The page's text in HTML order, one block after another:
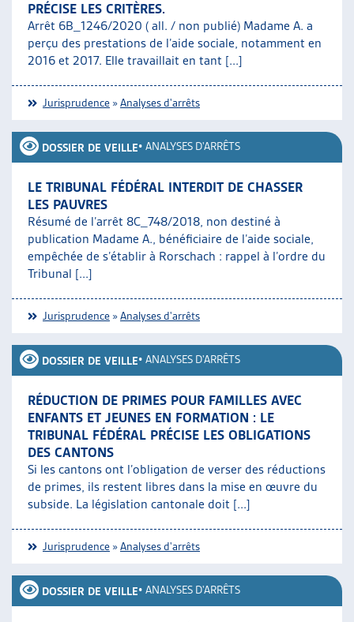
PRÉCISE LES CRITÈRES.
Arrêt 6B_1246/2020 ( all. / non publié) Madame A. a
perçu des prestations de l’aide sociale, notamment en
2016 et 2017. Elle travaillait en tant [...]
Jurisprudence »Analyses d'arrêts
DOSSIER DE VEILLE• ANALYSES D'ARRÊTS
LE TRIBUNAL FÉDÉRAL INTERDIT DE CHASSER
LES PAUVRES
Résumé de l’arrêt 8C_748/2018, non destiné à
publication Madame A., bénéficiaire de l’aide sociale,
empêchée de s’établir à Rorschach : rappel à l’ordre du
Tribunal [...]
Jurisprudence »Analyses d'arrêts
DOSSIER DE VEILLE• ANALYSES D'ARRÊTS
RÉDUCTION DE PRIMES POUR FAMILLES AVEC
ENFANTS ET JEUNES EN FORMATION : LE
TRIBUNAL FÉDÉRAL PRÉCISE LES OBLIGATIONS
DES CANTONS
Si les cantons ont l’obligation de verser des réductions
de primes, ils restent libres dans la mise en œuvre du
subside. La législation cantonale doit [...]
Jurisprudence »Analyses d'arrêts
DOSSIER DE VEILLE• ANALYSES D'ARRÊTS